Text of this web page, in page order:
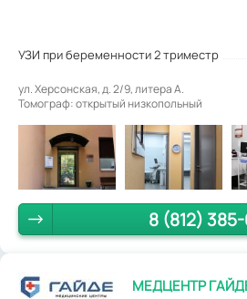
УЗИ при беременности 2 триместр
ул. Херсонская, д. 2/9, литера А.
Томограф: открытый низкопольный
8 (812)
МЕДЦЕНТР